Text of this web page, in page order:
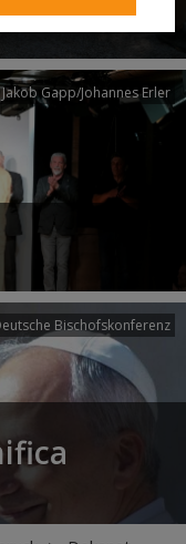
Gapp/Johannes Erler
Bischofskonferenz